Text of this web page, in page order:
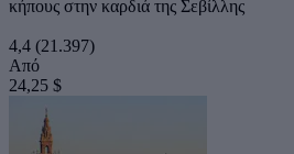
κήπους στην καρδιά της Σεβίλλης
4,4 (21.397)
Από
24,25 $